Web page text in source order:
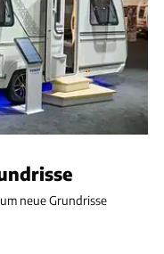
neue Grundrisse